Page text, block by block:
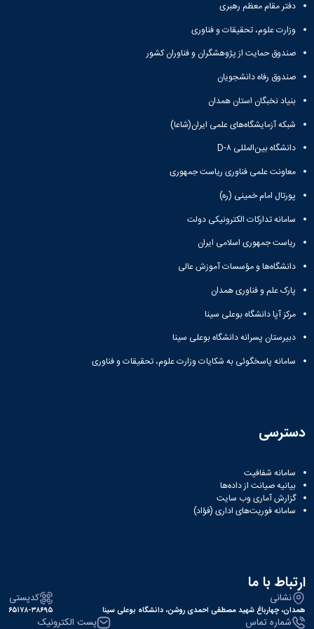
معاونت
تحصیلات
تکمیلی
کمیته
هیات
ممیزی
کمیته
ترفیع
شورای
فرهنگی
دانشکده
آئین
نامه
ها
سمینارها
و
نامه
ها
آیین‌نامه‌های
معاونت
آموزشی
گروه
صنایع
کامپیوتر
نشریات
پژوهش
های
صنایع
در
تولید
Journal
of
Stress
دفتر
ارتباط
صنعت
کارآموزی
مراکز
بنیاد
ملی
نخبگان
بنیان
فرآیندها
آئین
نامه
فرم
های
پژوهشی
مهندسی
مکانیک
مهندسی
کامپیوتر
دفتر مقام معظم رهبری
وزارت علوم، تحقیقات و فناوری
صندوق حمایت از پژوهشگران و فناوران کشور
صندوق رفاه دانشجویان
بنیاد نخبگان استان همدان
شبکه آزمایشگاه‌های علمی ایران(شاعا)
دانشگاه بین‌المللی D-۸
معاونت علمی فناوری ریاست جمهوری
پورتال امام خمینی (ره)
سامانه تدارکات الکترونیکی دولت
ریاست جمهوری اسلامی ایران
دانشگاه‌ها و مؤسسات آموزش عالی
پارک علم و فناوری همدان
مرکز آپا دانشگاه بوعلی سینا
دبیرستان پسرانه دانشگاه بوعلی سینا
سامانه پاسخگوئی به شکایات وزارت علوم، تحقیقات و فناوری
دسترسی
سامانه شفافیت
بیانیه صیانت از داده‌ها
گزارش آماری وب‌ سایت
سامانه فوریت‌های اداری (فؤاد)
ارتباط با ما
نشانی
همدان، چهارباغ شهید مصطفی احمدی روشن، دانشگاه بوعلی سینا
کدپستی
۶۵۱۷۸-۳۸۶۹۵
شماره تماس پست الکترونیک